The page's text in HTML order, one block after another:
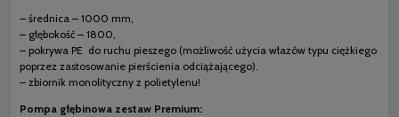
– średnica – 1000 mm,
– głębokość – 1800,
– pokrywa PE do ruchu pieszego (możliwość użycia włazów typu ciężkiego
poprzez zastosowanie pierścienia odciążającego).
– zbiornik monolityczny z polietylenu!
Pompa głębinowa zestaw Premium: